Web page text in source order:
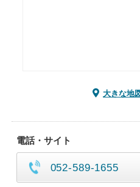
大きな地
電話・サイト
052-589-1655